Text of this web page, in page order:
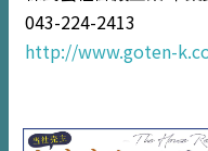
043-224-2413
http://www.goten-